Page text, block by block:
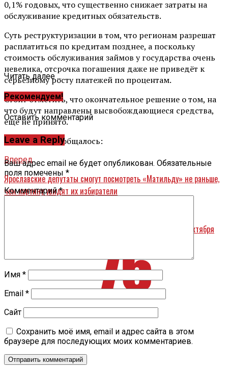
0,1% годовых, что существенно снижает затраты на
обслуживание кредитных обязательств.
Суть реструктуризации в том, что регионам разрешат
расплатиться по кредитам позднее, а поскольку
стоимость обслуживания займов у государства очень
невелика, отсрочка погашения даже не приведёт к
серьёзному росту платежей по процентам.
Стоит отметить, что окончательное решение о том, на
что будут направлены высвобождающиеся средства,
ещё не принято.
Ранее также сообщалось:
Вперед
Ярославские депутаты смогут посмотреть «Матильду» не раньше,
чем картину увидят их избиратели
В Ярославле маршрут восьмого автобуса изменится с 14 октября
Читать далее ...
Рекомендуем!
Оставить комментарий
Leave a Reply
Ваш адрес email не будет опубликован. Обязательные
поля помечены *
Комментарий*
Имя *
Email *
Сайт
Сохранить моё имя, email и адрес сайта в этом
браузере для последующих моих комментариев.